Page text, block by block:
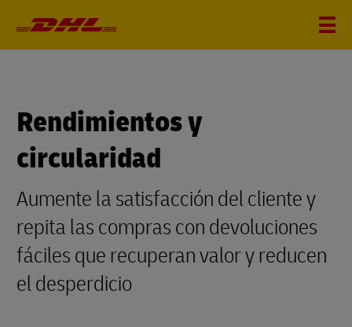
Rendimientos y
circularidad
Aumente la satisfacción del cliente y
repita las compras con devoluciones
fáciles que recuperan valor y reducen
el desperdicio